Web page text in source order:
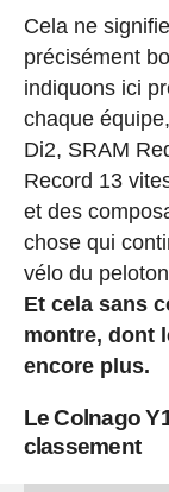
Cela ne
précisément
indiquons ici
chaque
Di2, SRAM
Record 13
et des
chose qui
vélo du
Et cela sans
montre, dont
encore plus.
Le Colnago
classement